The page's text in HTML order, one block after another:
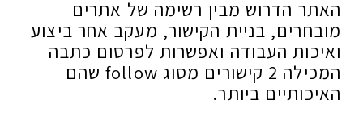
האתר הדרוש מבין רשימה של אתרים
מובחרים, בניית הקישור, מעקב אחר ביצוע
ואיכות העבודה ואפשרות לפרסום כתבה
המכילה 2 קישורים מסוג follow שהם
האיכותיים ביותר.